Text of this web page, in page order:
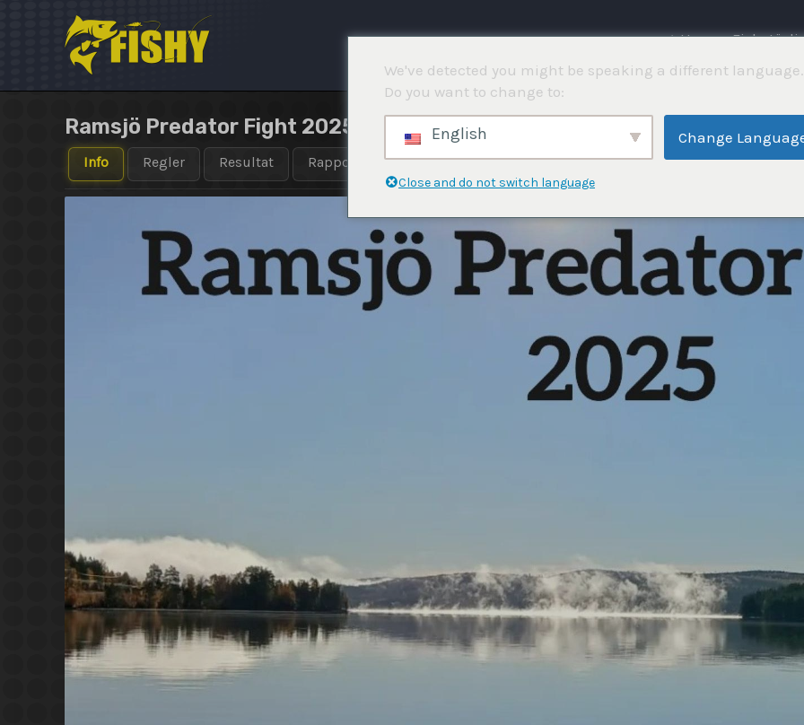
⌂ Hem
Ramsjö Predator Fight 2025
Info Regler Resultat Rapporter
We've detected you might be speaking a different language.
Do you want to change to:
English Change
Close and do not switch language